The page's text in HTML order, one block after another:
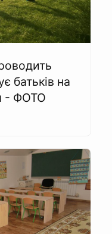
батьків на
- ФОТО